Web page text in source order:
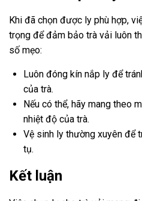
Khi đã chọn được ly phù hợp,
trọng để đảm bảo trà vải luôn
số mẹo:
Luôn đóng kín nắp ly để
của trà.
Nếu có thể, hãy mang theo
nhiệt độ của trà.
Vệ sinh ly thường xuyên để
tụ.
Kết luận